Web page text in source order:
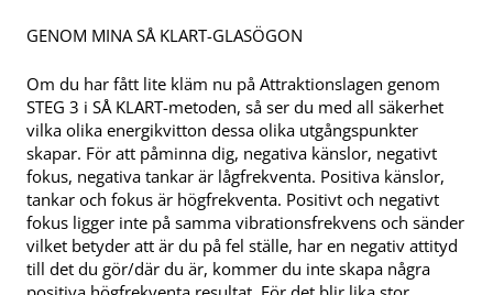
GENOM MINA SÅ KLART-GLASÖGON
Om du har fått lite kläm nu på Attraktionslagen genom
STEG 3 i SÅ KLART-metoden, så ser du med all säkerhet
vilka olika energikvitton dessa olika utgångspunkter
skapar. För att påminna dig, negativa känslor, negativt
fokus, negativa tankar är lågfrekventa. Positiva känslor,
tankar och fokus är högfrekventa. Positivt och negativt
fokus ligger inte på samma vibrationsfrekvens och sänder
vilket betyder att är du på fel ställe, har en negativ attityd
till det du gör/där du är, kommer du inte skapa några